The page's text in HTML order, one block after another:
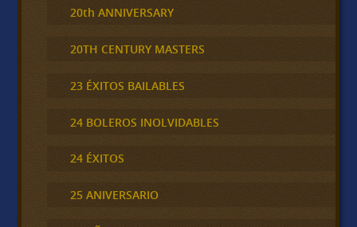
20th ANNIVERSARY
20TH CENTURY MASTERS
23 ÉXITOS BAILABLES
24 BOLEROS INOLVIDABLES
24 ÉXITOS
25 ANIVERSARIO